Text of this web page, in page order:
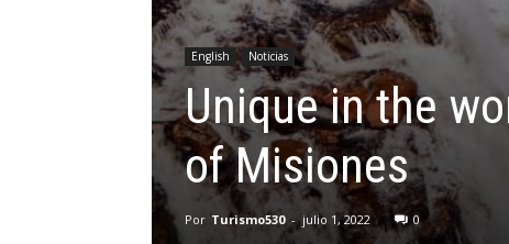
English Noticias
Unique in the
of Misiones
Por Turismo530 - julio 1, 2022 0